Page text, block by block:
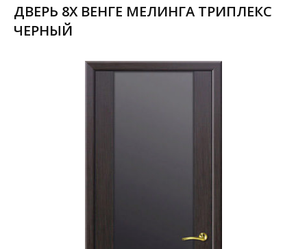
ДВЕРЬ 8X ВЕНГЕ МЕЛИНГА ТРИПЛЕКС
ЧЕРНЫЙ